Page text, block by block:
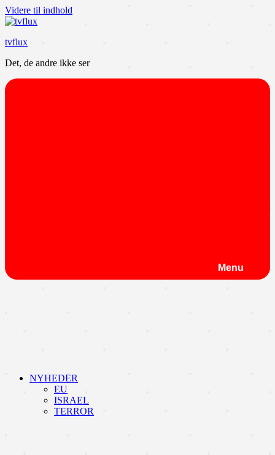
Videre til indhold
tvflux
Det, de andre ikke ser
Menu
NYHEDER
EU
ISRAEL
TERROR